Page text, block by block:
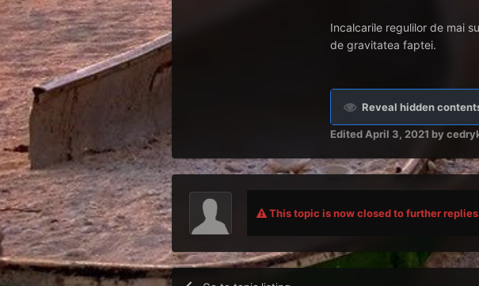
Incalcarile regulilor de mai
de gravitatea faptei.
Reveal hidden
Edited April 3, 2021 by
This topic is now closed to further